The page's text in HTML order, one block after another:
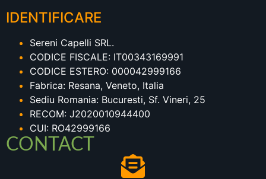
IDENTIFICARE
Sereni Capelli SRL.
CODICE FISCALE: IT00343169991
CODICE ESTERO: 000042999166
Fabrica: Resana, Veneto, Italia
Sediu Romania: Bucuresti, Sf. Vineri, 25
RECOM: J2020010944400
CUI: RO42999166
CONTACT